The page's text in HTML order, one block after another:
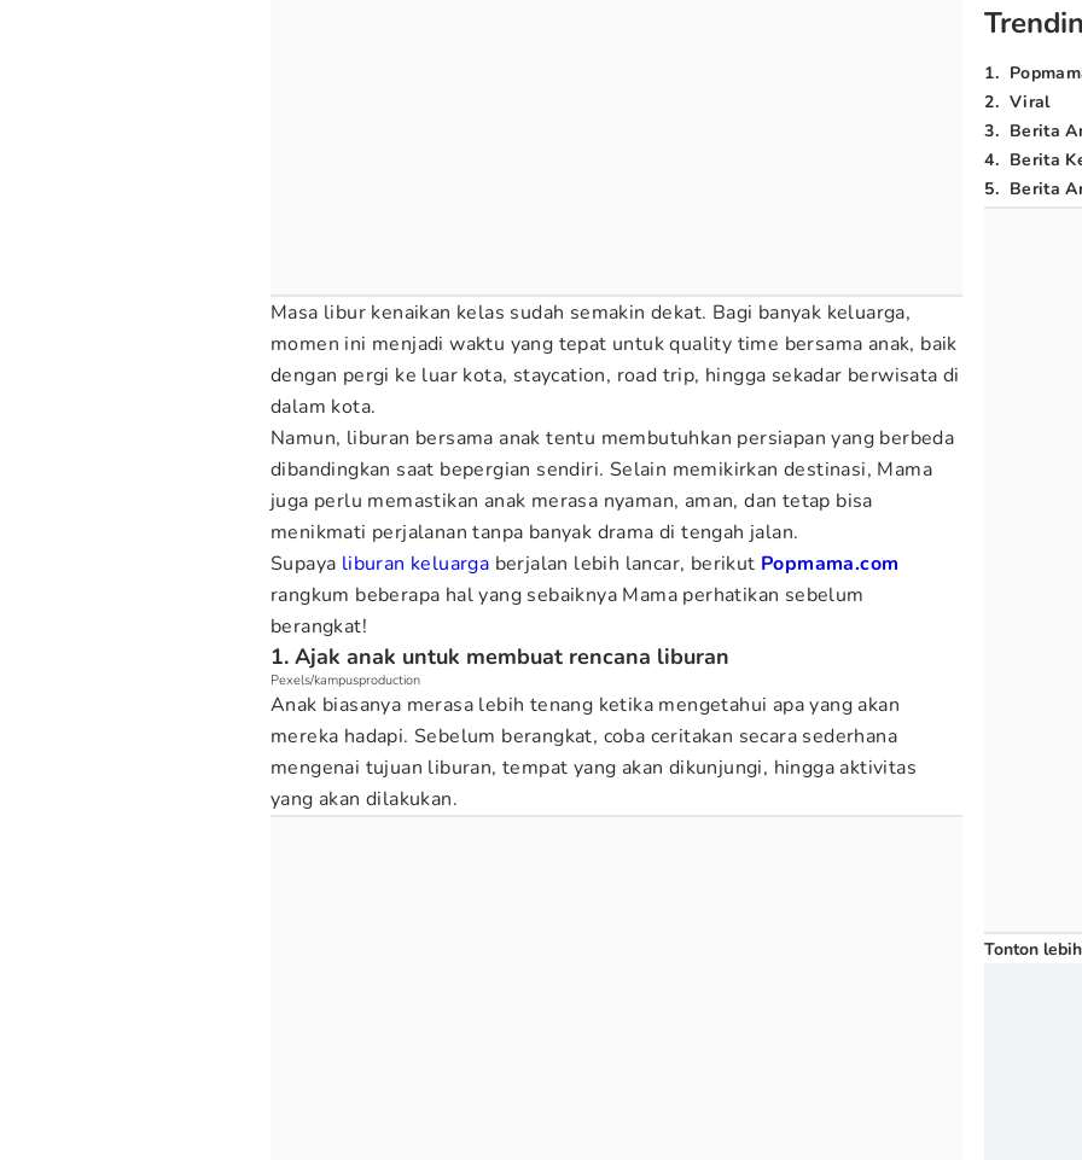
Masa libur kenaikan kelas sudah semakin dekat. Bagi banyak keluarga,
momen ini menjadi waktu yang tepat untuk quality time bersama anak, baik
dengan pergi ke luar kota, staycation, road trip, hingga sekadar berwisata di
dalam kota.
Namun, liburan bersama anak tentu membutuhkan persiapan yang berbeda
dibandingkan saat bepergian sendiri. Selain memikirkan destinasi, Mama
juga perlu memastikan anak merasa nyaman, aman, dan tetap bisa
menikmati perjalanan tanpa banyak drama di tengah jalan.
Supaya liburan keluarga berjalan lebih lancar, berikut Popmama.com
rangkum beberapa hal yang sebaiknya Mama perhatikan sebelum
berangkat!
1. Ajak anak untuk membuat rencana liburan
Pexels/kampusproduction
Anak biasanya merasa lebih tenang ketika mengetahui apa yang akan
mereka hadapi. Sebelum berangkat, coba ceritakan secara sederhana
mengenai tujuan liburan, tempat yang akan dikunjungi, hingga aktivitas
yang akan dilakukan.
1.
2. Viral
3. Berita
4. Berita
5. Berita
Tonton